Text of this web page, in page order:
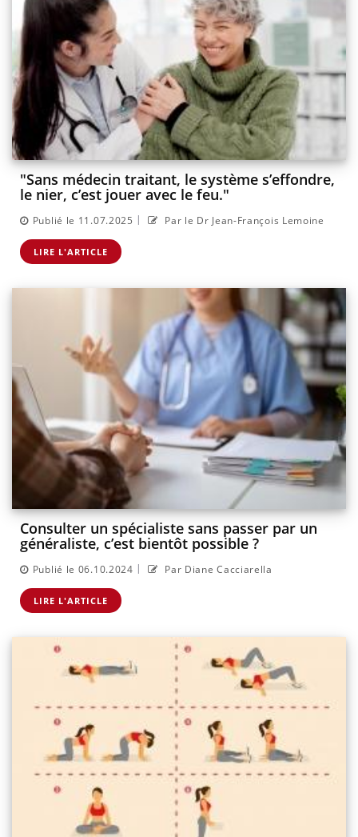
"Sans médecin traitant, le système s’effondre,
le nier, c’est jouer avec le feu."
Publié le 11.07.2025 | Par le Dr Jean-François Lemoine
LIRE L'ARTICLE
Consulter un spécialiste sans passer par un
généraliste, c’est bientôt possible ?
Publié le 06.10.2024 | Par Diane Cacciarella
LIRE L'ARTICLE